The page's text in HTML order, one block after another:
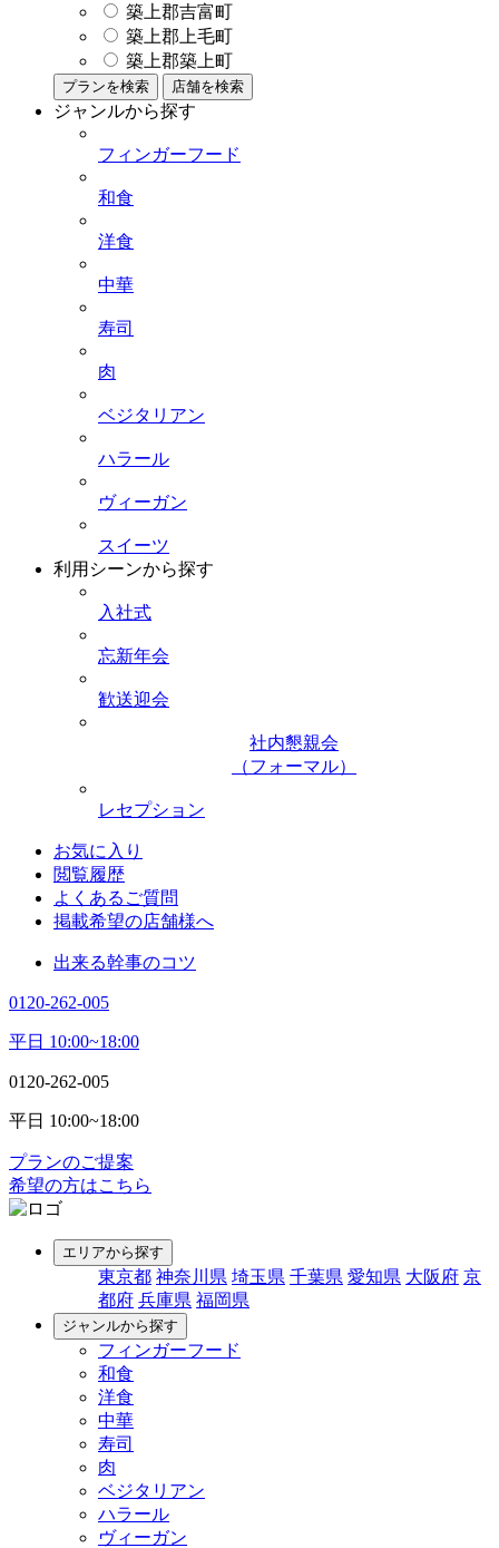
築上郡吉富町
築上郡上毛町
築上郡築上町
プランを検索 店舗を検索
ジャンルから探す
フィンガーフード
和食
洋食
中華
寿司
肉
ベジタリアン
ハラール
ヴィーガン
スイーツ
利用シーンから探す
入社式
忘新年会
歓送迎会
社内懇親会
（フォーマル）
レセプション
お気に入り
閲覧履歴
よくあるご質問
掲載希望の店舗様へ
出来る幹事のコツ
0120-262-005
平日 10:00~18:00
0120-262-005
平日 10:00~18:00
プランのご提案
希望の方はこちら
エリアから探す
東京都 神奈川県 埼玉県 千葉県 愛知県 大阪府 京
都府 兵庫県 福岡県
ジャンルから探す
フィンガーフード
和食
洋食
中華
寿司
肉
ベジタリアン
ハラール
ヴィーガン